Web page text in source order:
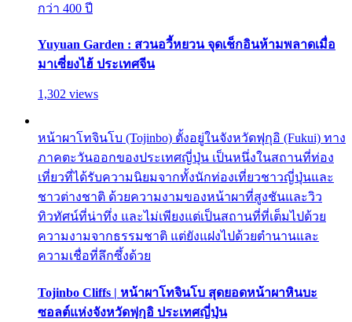
กว่า 400 ปี
Yuyuan Garden : สวนอวี้หยวน จุดเช็กอินห้ามพลาดเมื่อ
มาเซี่ยงไฮ้ ประเทศจีน
1,302 views
หน้าผาโทจินโบ (Tojinbo) ตั้งอยู่ในจังหวัดฟุกุอิ (Fukui) ทาง
ภาคตะวันออกของประเทศญี่ปุ่น เป็นหนึ่งในสถานที่ท่อง
เที่ยวที่ได้รับความนิยมจากทั้งนักท่องเที่ยวชาวญี่ปุ่นและ
ชาวต่างชาติ ด้วยความงามของหน้าผาที่สูงชันและวิว
ทิวทัศน์ที่น่าทึ่ง และไม่เพียงแต่เป็นสถานที่ที่เต็มไปด้วย
ความงามจากธรรมชาติ แต่ยังแฝงไปด้วยตำนานและ
ความเชื่อที่ลึกซึ้งด้วย
Tojinbo Cliffs | หน้าผาโทจินโบ สุดยอดหน้าผาหินบะ
ซอลต์แห่งจังหวัดฟุกุอิ ประเทศญี่ปุ่น